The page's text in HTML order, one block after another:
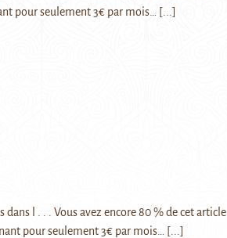
pour seulement 3€ par mois…
[...]
l . . . Vous avez encore 80 % de cet article
pour seulement 3€ par mois…
[...]